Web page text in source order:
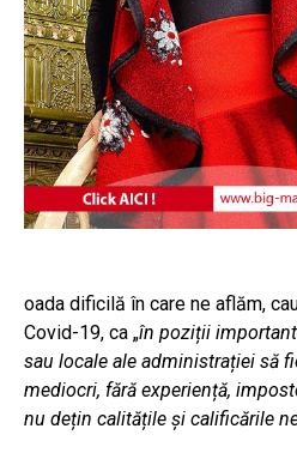
oada dificilă în care ne aflăm,
Covid-19, ca „în poziții
sau locale ale administrației să
mediocri, fără experiență,
nu dețin calitățile și calificările